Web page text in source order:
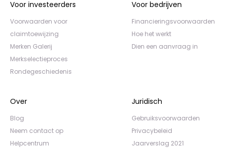
Voor investeerders
Voorwaarden voor
claimtoewijzing
Merken Galerij
Merkselectieproces
Rondegeschiedenis
Voor bedrijven
Financieringsvoorwaarden
Hoe het werkt
Dien een aanvraag in
Over
Blog
Neem contact op
Helpcentrum
Juridisch
Gebruiksvoorwaarden
Privacybeleid
Jaarverslag 2021